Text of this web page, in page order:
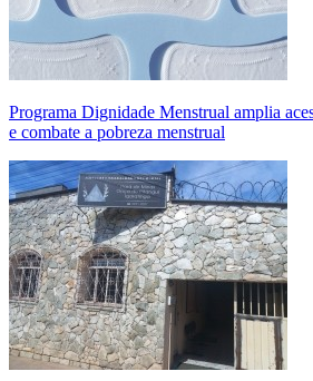
Programa Dignidade Menstrual amplia
e combate a pobreza menstrual